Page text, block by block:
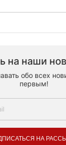
на наши
обо всех
первым!
НА